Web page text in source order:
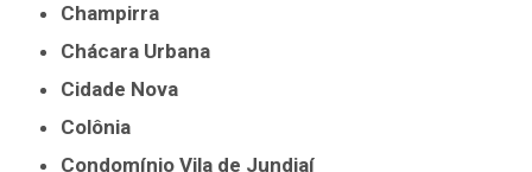
Champirra
Chácara Urbana
Cidade Nova
Colônia
Condomínio Vila de Jundiaí